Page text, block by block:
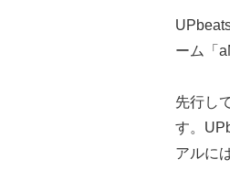
ーム「
先行し
す。
アルに